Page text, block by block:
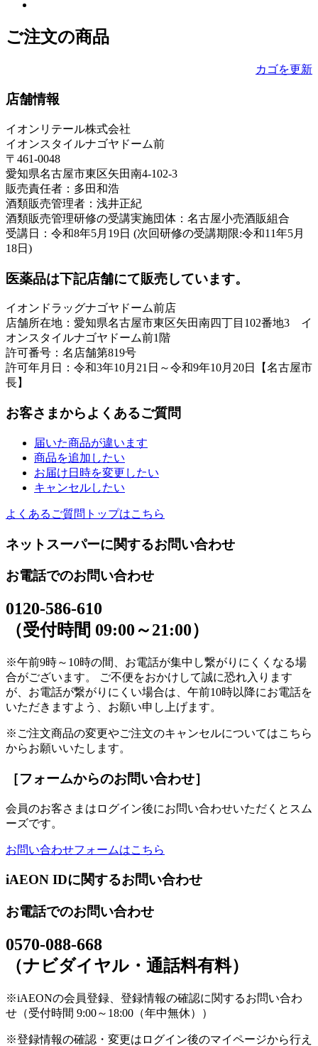
ご注文の商品
カゴを更新
店舗情報
イオンリテール株式会社
イオンスタイルナゴヤドーム前
〒461-0048
愛知県名古屋市東区矢田南4-102-3
販売責任者：多田和浩
酒類販売管理者：浅井正紀
酒類販売管理研修の受講実施団体：名古屋小売酒販組合
受講日：令和8年5月19日 (次回研修の受講期限:令和11年5月
18日)
医薬品は下記店舗にて販売しています。
イオンドラッグナゴヤドーム前店
店舗所在地：愛知県名古屋市東区矢田南四丁目102番地3 イ
オンスタイルナゴヤドーム前1階
許可番号：名店舗第819号
許可年月日：令和3年10月21日～令和9年10月20日【名古屋市
長】
お客さまからよくあるご質問
届いた商品が違います
商品を追加したい
お届け日時を変更したい
キャンセルしたい
よくあるご質問トップはこちら
ネットスーパーに関するお問い合わせ
お電話でのお問い合わせ
0120-586-610
（受付時間 09:00～21:00）
※午前9時～10時の間、お電話が集中し繋がりにくくなる場
合がございます。 ご不便をおかけして誠に恐れ入ります
が、お電話が繋がりにくい場合は、午前10時以降にお電話を
いただきますよう、お願い申し上げます。
※ご注文商品の変更やご注文のキャンセルについてはこちら
からお願いいたします。
［フォームからのお問い合わせ］
会員のお客さまはログイン後にお問い合わせいただくとスム
ーズです。
お問い合わせフォームはこちら
iAEON IDに関するお問い合わせ
お電話でのお問い合わせ
0570-088-668
（ナビダイヤル・通話料有料）
※iAEONの会員登録、登録情報の確認に関するお問い合わ
せ（受付時間 9:00～18:00（年中無休））
※登録情報の確認・変更はログイン後のマイページから行え